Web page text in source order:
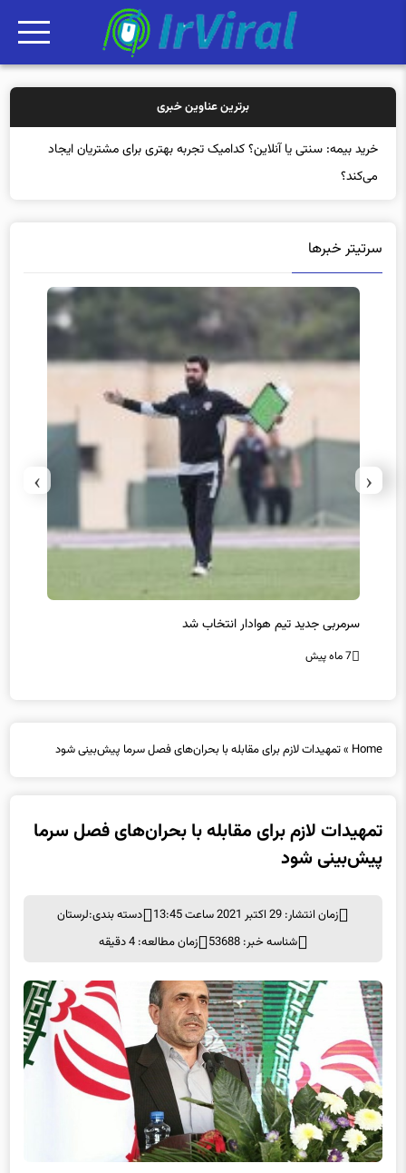
برترین عناوین خبری
خری
سرمربی جدید تیم هوادار انتخاب شد
7 ماه پیش
پیش‌بینی شود
شناسه خبر: 53688
زمان مطالعه: 4 دقیقه